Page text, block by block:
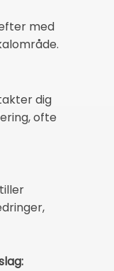
med
dig
ofte